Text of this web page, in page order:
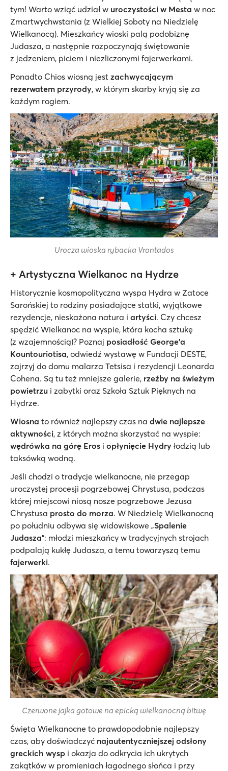
tym! Warto wziąć udział w uroczystości w Mesta w noc
Zmartwychwstania (z Wielkiej Soboty na Niedzielę
Wielkanocą). Mieszkańcy wioski palą podobiznę
Judasza, a następnie rozpoczynają świętowanie
z jedzeniem, piciem i niezliczonymi fajerwerkami.
Ponadto Chios wiosną jest zachwycającym
rezerwatem przyrody, w którym skarby kryją się za
każdym rogiem.
Urocza wioska rybacka Vrontados
+ Artystyczna Wielkanoc na Hydrze
Historycznie kosmopolityczna wyspa Hydra w Zatoce
Sarońskiej to rodziny posiadające statki, wyjątkowe
rezydencje, nieskażona natura i artyści. Czy chcesz
spędzić Wielkanoc na wyspie, która kocha sztukę
(z wzajemnością)? Poznaj posiadłość George'a
Kountouriotisa, odwiedź wystawę w Fundacji DESTE,
zajrzyj do domu malarza Tetsisa i rezydencji Leonarda
Cohena. Są tu też mniejsze galerie, rzeźby na świeżym
powietrzu i zabytki oraz Szkoła Sztuk Pięknych na
Hydrze.
Wiosna to również najlepszy czas na dwie najlepsze
aktywności, z których można skorzystać na wyspie:
wędrówka na górę Eros i opłynięcie Hydry łodzią lub
taksówką wodną.
Jeśli chodzi o tradycje wielkanocne, nie przegap
uroczystej procesji pogrzebowej Chrystusa, podczas
której miejscowi niosą nosze pogrzebowe Jezusa
Chrystusa prosto do morza. W Niedzielę Wielkanocną
po południu odbywa się widowiskowe „Spalenie
Judasza”: młodzi mieszkańcy w tradycyjnych strojach
podpalają kukłę Judasza, a temu towarzyszą temu
fajerwerki.
Czerwone jajka gotowe na epicką wielkanocną bitwę
Święta Wielkanocne to prawdopodobnie najlepszy
czas, aby doświadczyć najautentyczniejszej odsłony
greckich wysp i okazja do odkrycia ich ukrytych
zakątków w promieniach łagodnego słońca i przy